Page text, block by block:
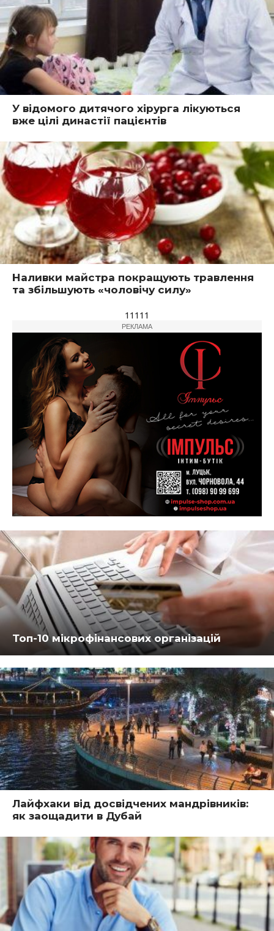
У відомого дитячого хірурга лікуються
вже цілі династії пацієнтів
Наливки майстра покращують травлення
та збільшують «чоловічу силу»
11111
РЕКЛАМА
Топ-10 мікрофінансових організацій
Лайфхаки від досвідчених мандрівників:
як заощадити в Дубай